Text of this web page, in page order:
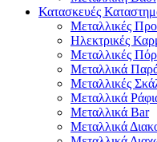
Κατασκευές
Μεταλλικές
Ηλεκτρικές
Μεταλλικές
Μεταλλικά
Μεταλλικές
Μεταλλικά
Μεταλλικά Bar
Μεταλλικά